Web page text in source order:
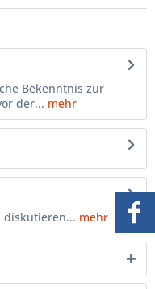
Bekenntnis zur
der... mehr
diskutieren... mehr